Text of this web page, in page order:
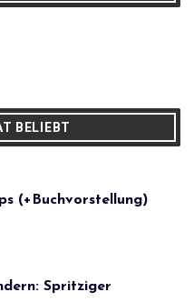
BELIEBT
(+Buchvorstellung)
Spritziger